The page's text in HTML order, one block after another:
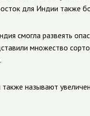
для Индии также
смогла развеять
множество
называют